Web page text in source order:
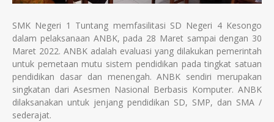
SMK Negeri 1 Tuntang memfasilitasi SD Negeri 4 Kesongo
dalam pelaksanaan ANBK, pada 28 Maret sampai dengan 30
Maret 2022. ANBK adalah evaluasi yang dilakukan pemerintah
untuk pemetaan mutu sistem pendidikan pada tingkat satuan
pendidikan dasar dan menengah. ANBK sendiri merupakan
singkatan dari Asesmen Nasional Berbasis Komputer. ANBK
dilaksanakan untuk jenjang pendidikan SD, SMP, dan SMA /
sederajat.